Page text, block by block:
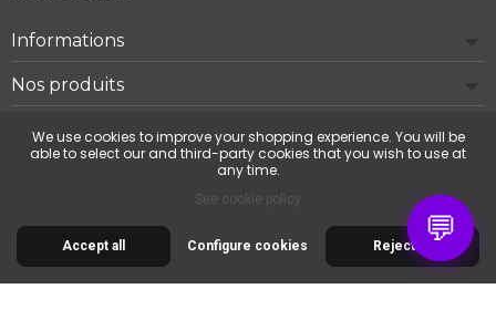
Informations
Nos produits
Notre société
💬
© 2026 Cimaise Tableau. Tous droits réservés.
We use cookies to improve your shopping experience. You will be
able to select our and third-party cookies that you wish to use at
any time.
See cookie policy
Accept all Reject all
Configure cookies